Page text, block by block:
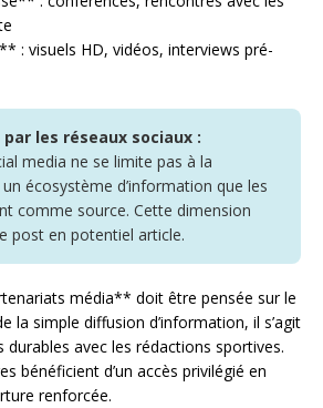
: visuels HD, vidéos, interviews pré-
les réseaux sociaux :
media ne se limite pas à la
écosystème d’information que les
comme source. Cette dimension
post en potentiel article.
média** doit être pensée sur le
la simple diffusion d’information, il s’agit
durables avec les rédactions sportives.
bénéficient d’un accès privilégié en
renforcée.